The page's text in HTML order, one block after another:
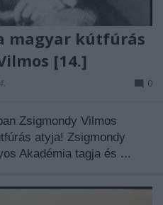
magyar kútfúrás
[14.]
0
Zsigmondy Vilmos
atyja! Zsigmondy
Akadémia tagja és ...